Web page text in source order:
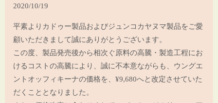
2020/10/19
平素よりカドゥー製品およびジュンコカヤヌマ製品をご愛
顧いただきまして誠にありがとうございます。
この度、製品発売後から相次ぐ原料の高騰・製造工程にお
けるコストの高騰により、誠に不本意ながらも、ウングエ
ントオッフィキーナの価格を、¥9,680へと改定させていた
だくこととなりました。